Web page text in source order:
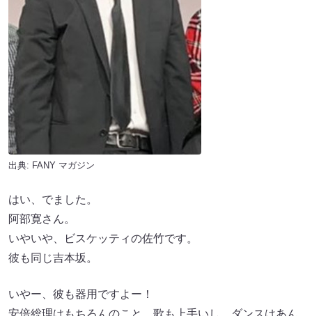
出典: FANY マガジン
はい、でました。
阿部寛さん。
いやいや、ビスケッティの佐竹です。
彼も同じ吉本坂。
いやー、彼も器用ですよー！